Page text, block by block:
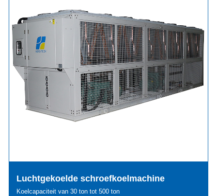
Luchtgekoelde schroefkoelmachine
Koelcapaciteit van 30 ton tot 500 ton